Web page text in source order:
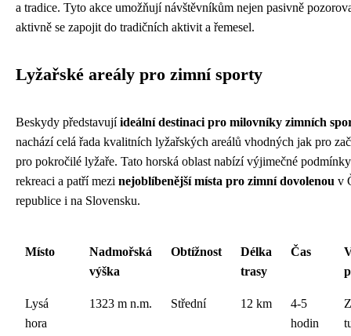
a tradice. Tyto akce umožňují návštěvníkům nejen pasivně
aktivně se zapojit do tradičních aktivit a řemesel.
Lyžařské areály pro zimní sporty
Beskydy představujíideální destinaci pro milovníky zimních
nachází celá řada kvalitních lyžařských areálů vhodných jak pro
pro pokročilé lyžaře. Tato horská oblast nabízí výjimečné
rekreaci a patří mezi nejoblíbenější místa pro zimní dovolenou v
republice i na Slovensku.
Místo
Nadmořská
výška
Obtížnost
Délka
trasy
Čas
Lysá
hora
1323 m n.m. Střední 12 km
4-5
hodin